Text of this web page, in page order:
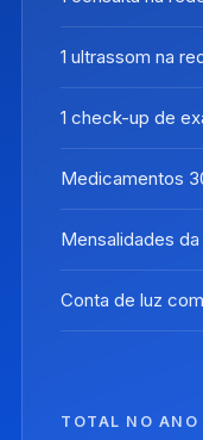
1 ultrassom na
1 check-up de
Medicamentos
Mensalidades
Conta de luz
TOTAL NO ANO